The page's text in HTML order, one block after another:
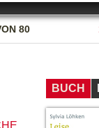
80
BUCH
der